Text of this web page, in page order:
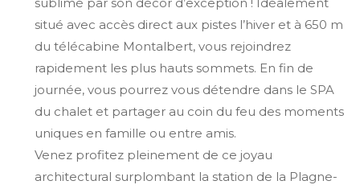
situé avec accès direct aux pistes l’hiver et à 650 m
du télécabine Montalbert, vous rejoindrez
rapidement les plus hauts sommets. En fin de
journée, vous pourrez vous détendre dans le SPA
du chalet et partager au coin du feu des moments
uniques en famille ou entre amis.
Venez profitez pleinement de ce joyau
architectural surplombant la station de la Plagne-